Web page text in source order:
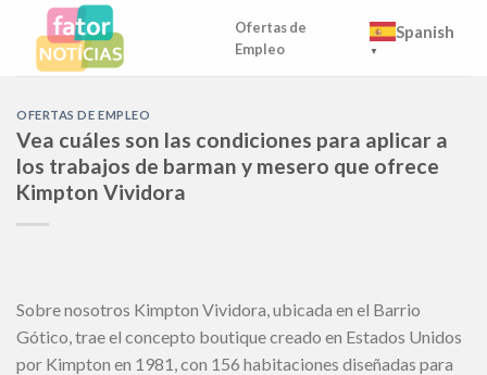
content
Ofertas de
Empleo
Spanish
▼
OFERTAS DE EMPLEO
Vea cuáles son las condiciones para aplicar a
los trabajos de barman y mesero que ofrece
Kimpton Vividora
Sobre nosotros Kimpton Vividora, ubicada en el Barrio
Gótico, trae el concepto boutique creado en Estados Unidos
por Kimpton en 1981, con 156 habitaciones diseñadas para